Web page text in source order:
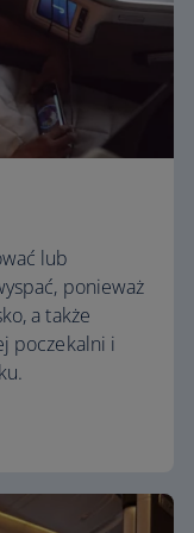
lub
ponieważ
a także
poczekalni i